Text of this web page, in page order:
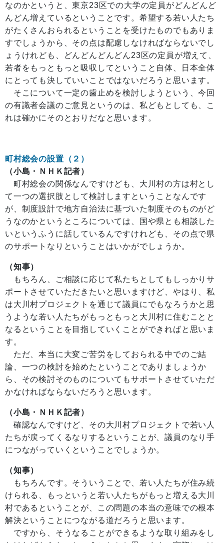
なのかというと、東京23区での大学の定員がどんどんど
んどん増えているということです。希望する若い人たち
がたくさんおられるということを受けたものでもありま
すでしょうから、その点は配慮しなければならないでし
ょうけれども、どんどんどんどん23区の定員が増えて、
若者をもっともっと吸収してということ自体、日本全体
にとっても決していいことではないだろうと思います。
そこについて一定の歯止めを検討しようという、今回
の有識者会議のご意見というのは、私どもとしても、こ
れは確かにそのとおりだなと思います。
町村総会の設置（２）
（小島・ＮＨＫ記者）
町村総会の関係なんですけども、大川村の方は村とし
て一つの選択肢として検討しますということなんです
が、制度設計で地方自治法に基づいた制度そのものがど
うなのかというところについては、国や県とも相談した
いというふうに話しているんですけれども、その点で県
のサポートなりということはいかがでしょうか。
（知事）
もちろん、ご相談に応じて私たちとしてもしっかりサ
ポートさせていただきたいと思いますけど、やはり、私
は大川村プロジェクトを通じて議員にでもなろうかと思
うような若い人たちがもっともっと大川村に住むことと
なるということを目指していくことができればと思いま
す。
ただ、本当に大変ご苦労をしておられる中でのご結
論、一つの検討を始めたということでありましょうか
ら、その検討そのものについてもサポートさせていただ
かなければならないだろうと思います。
（小島・ＮＨＫ記者）
確認なんですけど、その大川村プロジェクトで若い人
たちが戻ってくるなりするということが、議員のなり手
につながっていくということでしょうか。
（知事）
もちろんです。そういうことで、若い人たちが住み続
けられる、もっというと若い人たちがもっと増える大川
村であるということが、この問題の本当の意味での根本
解決ということにつながる道だろうと思います。
ですから、そうなることができるような取り組みをし